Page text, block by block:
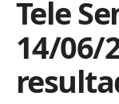
Tele
14/06/